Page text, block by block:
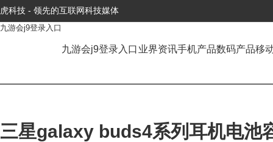
虎科技 - 领先的互联网科技媒体
九游会j9登录入口
九游会j9登录入口 业界资讯手机产品数码产品移
三星galaxy buds4系列耳机电池